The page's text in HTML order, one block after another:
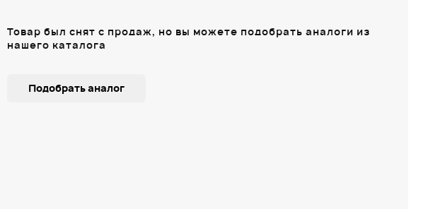
Товар был снят с продаж, но вы можете подобрать аналоги из
нашего каталога
Подобрать аналог